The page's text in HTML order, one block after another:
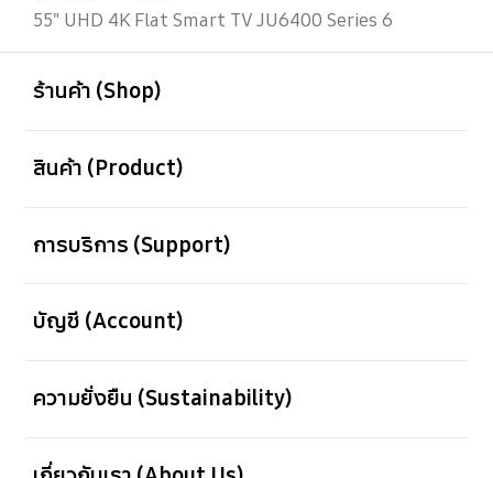
55" UHD 4K Flat Smart TV JU6400 Series 6
ร้านค้า (Shop)
สินค้า (Product)
การบริการ (Support)
บัญชี (Account)
ความยั่งยืน (Sustainability)